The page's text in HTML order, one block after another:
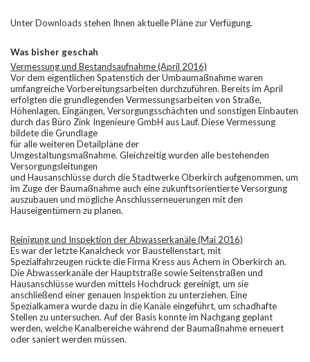
UnterDownloads stehen Ihnen aktuelle Pläne zur Verfügung.
Was bisher geschah
Vermessung und Bestandsaufnahme (April 2016)
Vor dem eigentlichen Spatenstich der Umbaumaßnahme waren
umfangreiche Vorbereitungsarbeiten durchzuführen. Bereits im April
erfolgten die grundlegenden Vermessungsarbeiten von Straße,
Höhenlagen, Eingängen, Versorgungsschächten und sonstigen Einbauten
durch das Büro Zink Ingenieure GmbH aus Lauf. Diese Vermessung
bildete die Grundlage
für alle weiteren Detailpläne der
Umgestaltungsmaßnahme. Gleichzeitig wurden alle bestehenden
Versorgungsleitungen
und Hausanschlüsse durch die Stadtwerke Oberkirch aufgenommen, um
im Zuge der Baumaßnahme auch eine zukunftsorientierte Versorgung
auszubauen und mögliche Anschlusserneuerungen mit den
Hauseigentümern zu planen.
Reinigung und Inspektion der Abwasserkanäle (Mai 2016)
Es war der letzte Kanalcheck vor Baustellenstart, mit
Spezialfahrzeugen rückte die Firma Kress aus Achern in Oberkirch an.
Die Abwasserkanäle der Hauptstraße sowie Seitenstraßen und
Hausanschlüsse wurden mittels Hochdruck gereinigt, um sie
anschließend einer genauen Inspektion zu unterziehen. Eine
Spezialkamera wurde dazu in die Kanäle eingeführt, um schadhafte
Stellen zu untersuchen. Auf der Basis konnte im Nachgang geplant
werden, welche Kanalbereiche während der Baumaßnahme erneuert
oder saniert werden müssen.